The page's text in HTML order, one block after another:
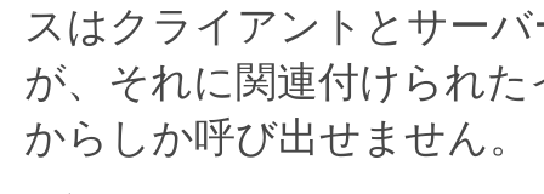
スはクライアントとサー
が、それに関連付けられ
からしか呼び出せません。